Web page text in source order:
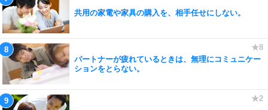
共用の家電や家具の購入を、相手任せにしない。
パートナーが疲れているときは、無理にコミュニケー
ションをとらない。